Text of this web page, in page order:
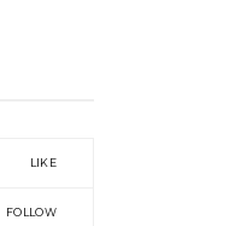
LIKE
FOLLOW